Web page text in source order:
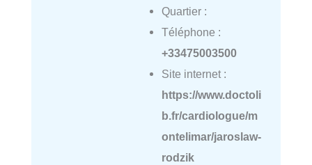
Quartier :
Téléphone :
+33475003500
Site internet :
https://www.doctoli
b.fr/cardiologue/m
ontelimar/jaroslaw-
rodzik